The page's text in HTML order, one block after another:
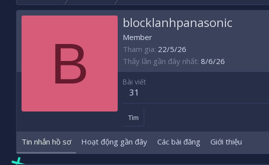
B
blocklanhpanasonic
Member
Tham gia 22/5/26
Thấy lần gần đây nhất 8/6/26
Bài viết
31
Tìm
Tin nhắn hồ sơ Hoạt động gần đây Các bài đăng Giới thiệu